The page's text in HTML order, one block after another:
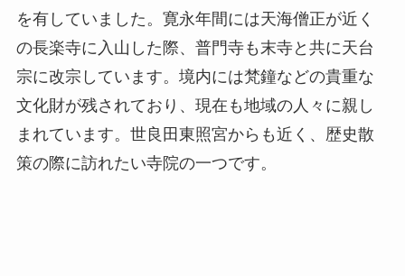
を有していました。寛永年間には天海僧正が近く
の長楽寺に入山した際、普門寺も末寺と共に天台
宗に改宗しています。境内には梵鐘などの貴重な
文化財が残されており、現在も地域の人々に親し
まれています。世良田東照宮からも近く、歴史散
策の際に訪れたい寺院の一つです。